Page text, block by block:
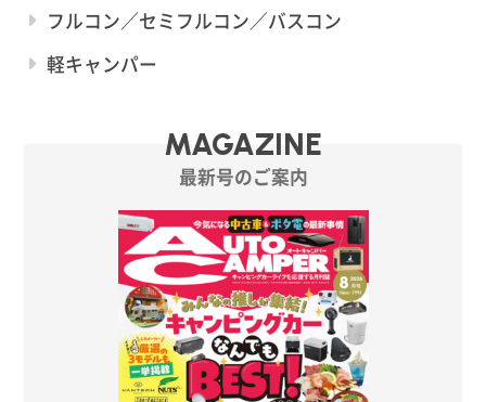
フルコン／セミフルコン／バスコン
軽キャンパー
MAGAZINE
最新号のご案内